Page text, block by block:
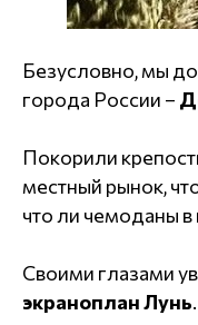
Безусловно, мы
города России –
Покорили
местный рынок,
что ли чемоданы
Своими глазами
экраноплан Лунь